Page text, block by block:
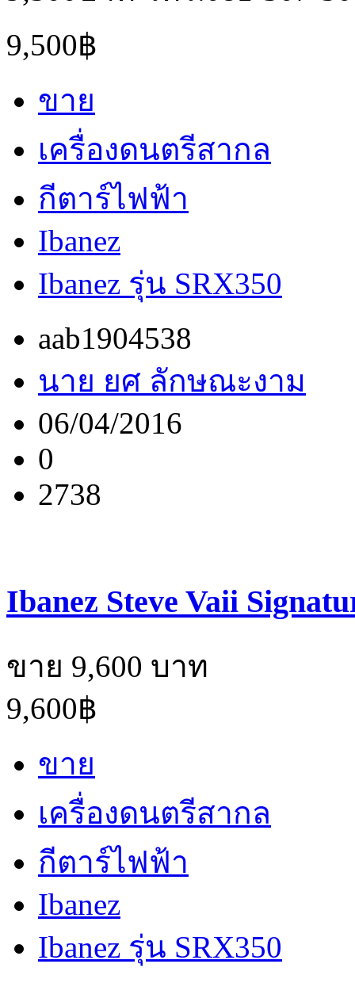
9,500฿
ขาย
เครื่องดนตรีสากล
กีตาร์ไฟฟ้า
Ibanez
Ibanez รุ่น SRX350
aab1904538
นาย ยศ ลักษณะงาม
06/04/2016
0
2738
Ibanez Steve Vaii
ขาย 9,600 บาท
9,600฿
ขาย
เครื่องดนตรีสากล
กีตาร์ไฟฟ้า
Ibanez
Ibanez รุ่น SRX350